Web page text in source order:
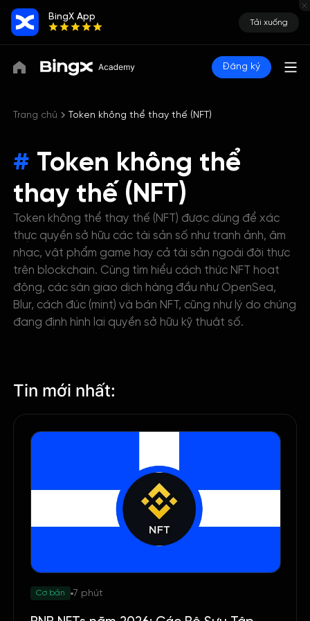
BingX App
Tải xuống
Đăng ký
Trang chủ Token không thể thay thế (NFT)
# Token không thể
thay thế (NFT)
Token không thể thay thế (NFT) được dùng để xác
thực quyền sở hữu các tài sản số như tranh ảnh, âm
nhạc, vật phẩm game hay cả tài sản ngoài đời thực
trên blockchain. Cùng tìm hiểu cách thức NFT hoạt
động, các sàn giao dịch hàng đầu như OpenSea,
Blur, cách đúc (mint) và bán NFT, cũng như lý do chúng
đang định hình lại quyền sở hữu kỹ thuật số.
Tin mới nhất:
Cơ bản 7 phút